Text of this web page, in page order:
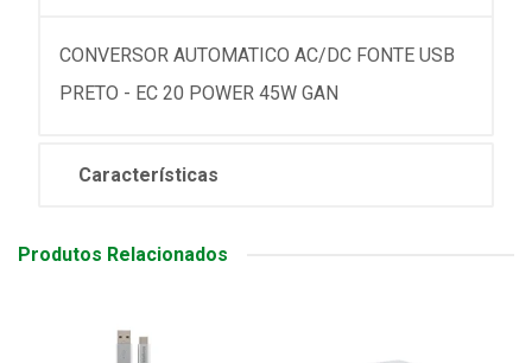
CONVERSOR AUTOMATICO AC/DC FONTE USB
PRETO - EC 20 POWER 45W GAN
Características
Produtos Relacionados